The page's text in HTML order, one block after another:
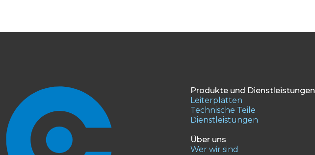
Produkte und Dienstleistungen
Leiterplatten
Technische Teile
Dienstleistungen
Über uns
Wer wir sind